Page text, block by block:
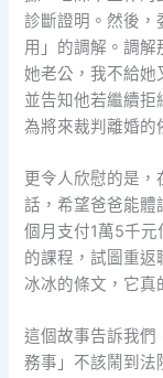
診斷證明。然後，
用」的調解。調解
她老公，我不給她
並告知他若繼續拒
為將來裁判離婚的
更令人欣慰的是，
話，希望爸爸能體
個月支付1萬5千
的課程，試圖重返
冰冰的條文，它真
這個故事告訴我們
務事」不該鬧到法